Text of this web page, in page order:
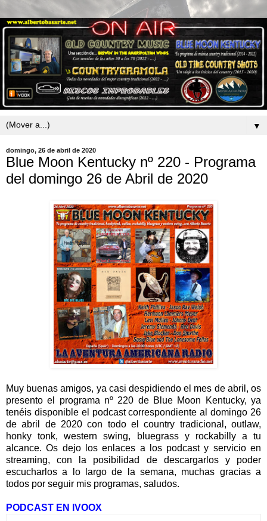
▼
domingo, 26 de abril de 2020
Blue Moon Kentucky nº 220 - Programa
del domingo 26 de Abril de 2020
Muy buenas amigos, ya casi despidiendo el mes de abril, os
presento el programa nº 220 de Blue Moon Kentucky, ya
tenéis disponible el podcast correspondiente al domingo 26
de abril de 2020 con todo el country tradicional, outlaw,
honky tonk, western swing, bluegrass y rockabilly a tu
alcance. Os dejo los enlaces a los podcast y servicio en
streaming, con la posibilidad de descargarlos y poder
escucharlos a lo largo de la semana, muchas gracias a
todos por seguir mis programas, saludos.
PODCAST EN IVOOX